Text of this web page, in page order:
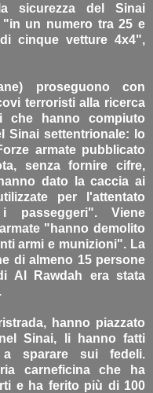
sicurezza del Sinai
"in un numero tra 25 e
cinque vetture 4x4",
proseguono con
terroristi alla ricerca
che hanno compiuto
Sinai settentrionale: lo
armate pubblicato
senza fornire cifre,
dato la caccia ai
per l'attentato
Viene
"hanno demolito
armi e munizioni". La
di almeno 15 persone
Al Rawdah era stata
hanno piazzato
Sinai, li hanno fatti
sparare sui fedeli.
carneficina che ha
e ha ferito più di 100